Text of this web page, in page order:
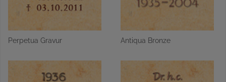
Perpetua Gravur Antiqua Bronze